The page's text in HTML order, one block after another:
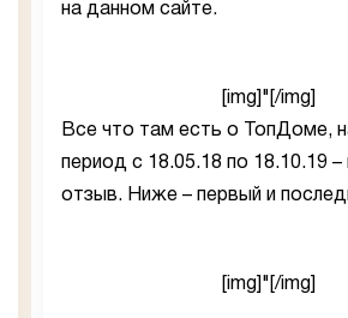
на данном сайте.
[img]"[/img]
Все что там есть о ТопДоме,
период с 18.05.18 по 18.10.19 –
отзыв. Ниже – первый и
[img]"[/img]